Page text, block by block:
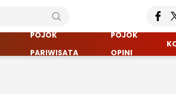
POJOK
PARIWISATA
POJOK
OPINI